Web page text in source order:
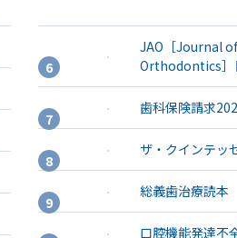
JAO［Journal
Orthodontics］
歯科保険請求
ザ・クインテッ
総義歯治療読本
口腔機能発達不